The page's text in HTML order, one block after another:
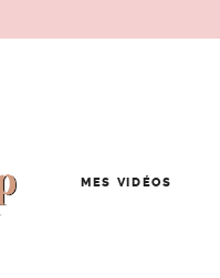
MES VIDÉOS